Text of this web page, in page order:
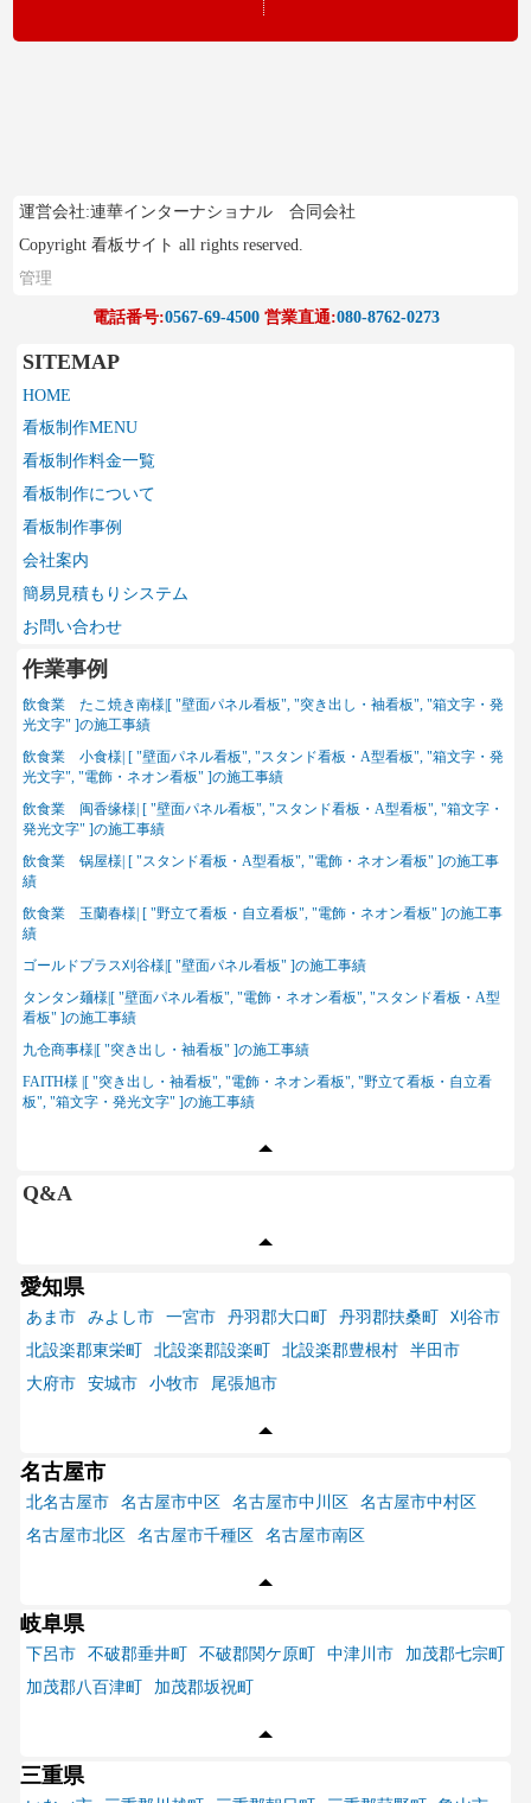
運営会社:連華インターナショナル 合同会社
Copyright 看板サイト all rights reserved.
管理
電話番号:0567-69-4500営業直通:080-8762-0273
SITEMAP
HOME
看板制作MENU
看板制作料金一覧
看板制作について
看板制作事例
会社案内
簡易見積もりシステム
お問い合わせ
作業事例
飲食業 たこ焼き南様|[ "壁面パネル看板", "突き出し・袖看板", "箱文字・発
光文字" ]の施工事績
飲食業 小食様| [ "壁面パネル看板", "スタンド看板・A型看板", "箱文字・発
光文字", "電飾・ネオン看板" ]の施工事績
飲食業 闽香缘様| [ "壁面パネル看板", "スタンド看板・A型看板", "箱文字・
発光文字" ]の施工事績
飲食業 锅屋様| [ "スタンド看板・A型看板", "電飾・ネオン看板" ]の施工事
績
飲食業 玉蘭春様| [ "野立て看板・自立看板", "電飾・ネオン看板" ]の施工事
績
ゴールドプラス刈谷様|[ "壁面パネル看板" ]の施工事績
タンタン麺様|[ "壁面パネル看板", "電飾・ネオン看板", "スタンド看板・A型
看板" ]の施工事績
九仓商事様|[ "突き出し・袖看板" ]の施工事績
FAITH様 |[ "突き出し・袖看板", "電飾・ネオン看板", "野立て看板・自立看
板", "箱文字・発光文字" ]の施工事績
Q&A
愛知県
あま市 みよし市 一宮市 丹羽郡大口町 丹羽郡扶桑町
刈谷市
北設楽郡東栄町
北設楽郡設楽町 北設楽郡豊根村
半田市
大府市
安城市 小牧市 尾張旭市
名古屋市
北名古屋市 名古屋市中区 名古屋市中川区
名古屋市中村区
名古屋市北区
名古屋市千種区 名古屋市南区
岐阜県
下呂市 不破郡垂井町 不破郡関ケ原町 中津川市
加茂郡七宗町
加茂郡八百津町
加茂郡坂祝町
三重県